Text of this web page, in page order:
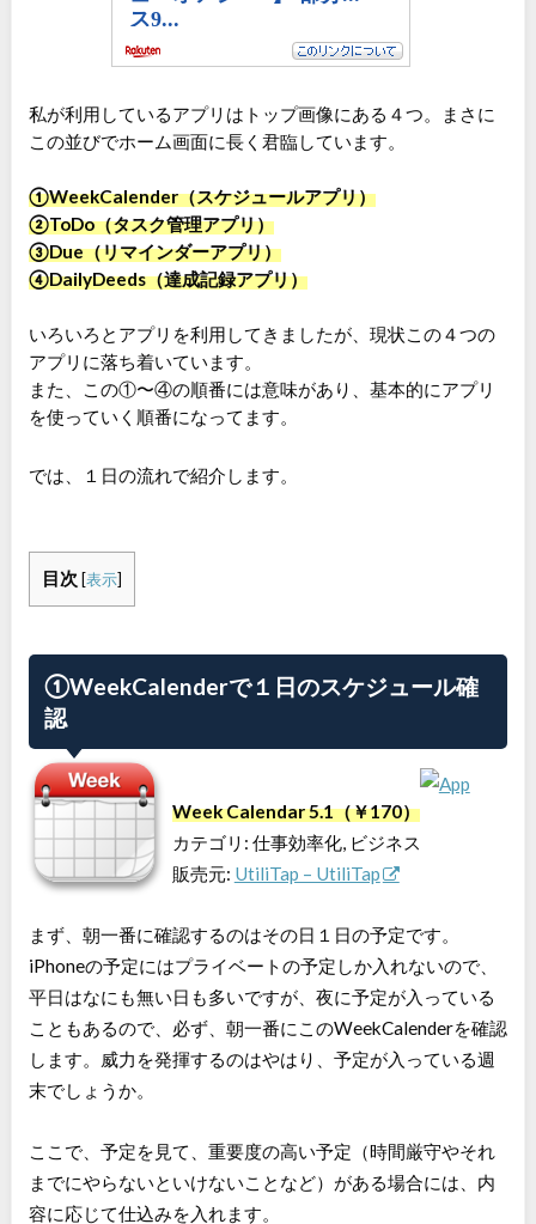
私が利用しているアプリはトップ画像にある４つ。まさに
この並びでホーム画面に長く君臨しています。
①WeekCalender（スケジュールアプリ）
②ToDo（タスク管理アプリ）
③Due（リマインダーアプリ）
④DailyDeeds（達成記録アプリ）
いろいろとアプリを利用してきましたが、現状この４つの
アプリに落ち着いています。
また、この①〜④の順番には意味があり、基本的にアプリ
を使っていく順番になってます。
では、１日の流れで紹介します。
目次 [表示]
①WeekCalenderで１日のスケジュール確
認
Week Calendar 5.1（￥170）
カテゴリ: 仕事効率化, ビジネス
販売元: UtiliTap – UtiliTap
まず、朝一番に確認するのはその日１日の予定です。
iPhoneの予定にはプライベートの予定しか入れないので、
平日はなにも無い日も多いですが、夜に予定が入っている
こともあるので、必ず、朝一番にこのWeekCalenderを確認
します。威力を発揮するのはやはり、予定が入っている週
末でしょうか。
ここで、予定を見て、重要度の高い予定（時間厳守やそれ
までにやらないといけないことなど）がある場合には、内
容に応じて仕込みを入れます。